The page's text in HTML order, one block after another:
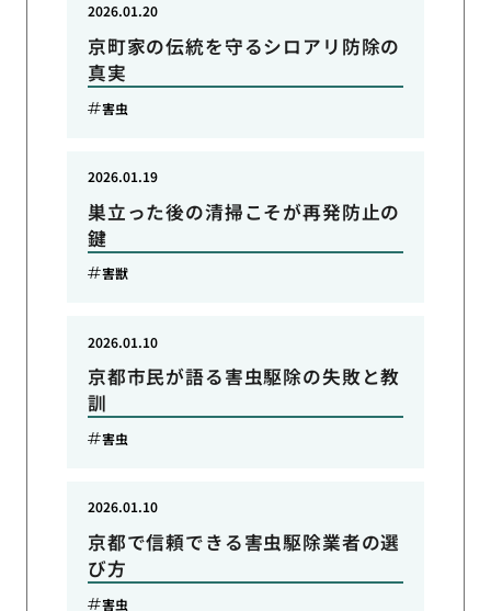
京町家の伝統を守るシロアリ防除の
真実
2026.01.20
害虫
巣立った後の清掃こそが再発防止の
鍵
2026.01.19
害獣
京都市民が語る害虫駆除の失敗と教
訓
2026.01.10
害虫
京都で信頼できる害虫駆除業者の選
び方
2026.01.10
害虫